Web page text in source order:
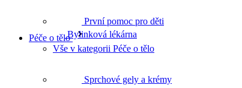
Bylinková lékárna
První pomoc pro děti
Péče o tělo
Vše v kategorii Péče o tělo
Sprchové gely a krémy